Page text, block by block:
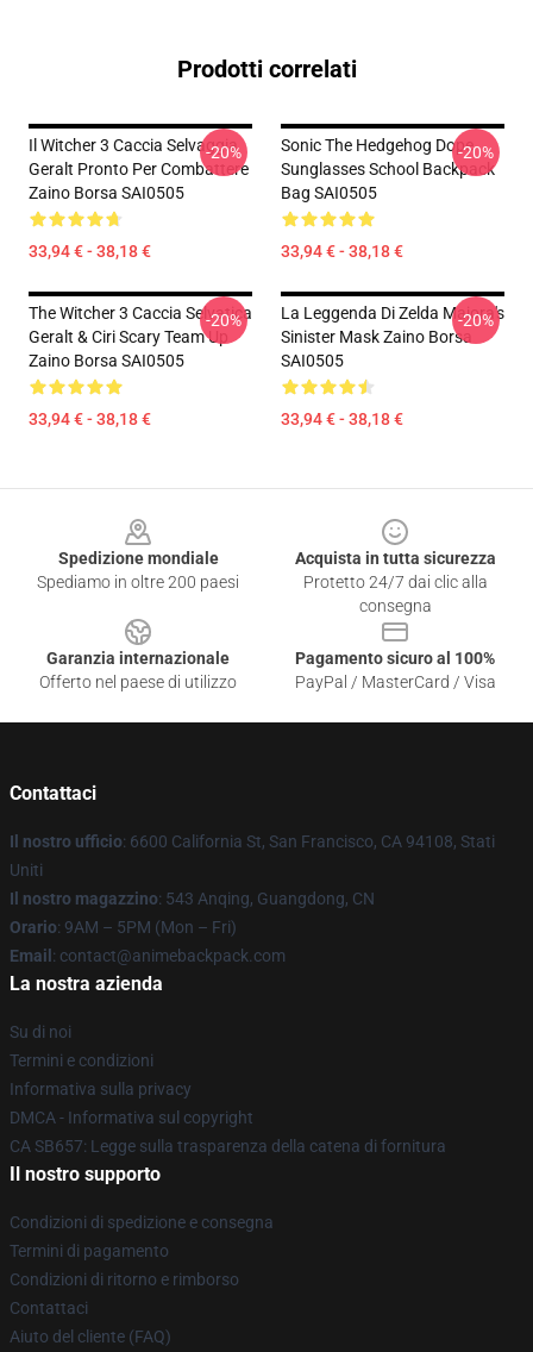
Prodotti correlati
Il Witcher 3 Caccia Selvaggia
Geralt Pronto Per Combattere
Zaino Borsa SAI0505
33,94 € - 38,18 €
-20%
Sonic The Hedgehog Dope
Sunglasses School Backpack
Bag SAI0505
33,94 € - 38,18 €
-20%
The Witcher 3 Caccia Selvatica
Geralt & Ciri Scary Team Up
Zaino Borsa SAI0505
33,94 € - 38,18 €
-20%
La Leggenda Di Zelda Majora's
Sinister Mask Zaino Borsa
SAI0505
33,94 € - 38,18 €
-20%
Spedizione mondiale
Spediamo in oltre 200 paesi
Acquista in tutta sicurezza
Protetto 24/7 dai clic alla
consegna
Garanzia internazionale
Offerto nel paese di utilizzo
Pagamento sicuro al 100%
PayPal / MasterCard / Visa
Contattaci
Il nostro ufficio: 6600 California St, San Francisco, CA 94108, Stati
Uniti
Il nostro magazzino: 543 Anqing, Guangdong, CN
Orario: 9AM – 5PM (Mon – Fri)
Email : contact@animebackpack.com
La nostra azienda
Su di noi
Termini e condizioni
Informativa sulla privacy
DMCA - Informativa sul copyright
CA SB657: Legge sulla trasparenza della catena di fornitura
Il nostro supporto
Condizioni di spedizione e consegna
Termini di pagamento
Condizioni di ritorno e rimborso
Contattaci
Aiuto del cliente (FAQ)